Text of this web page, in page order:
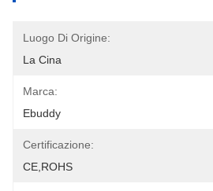
Luogo Di Origine:
La Cina
Marca:
Ebuddy
Certificazione:
CE,ROHS